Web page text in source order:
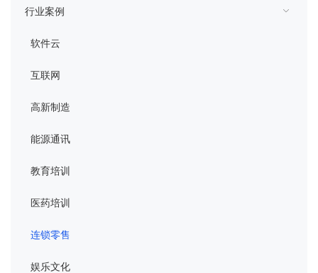
行业案例
软件云
互联网
高新制造
能源通讯
教育培训
医药培训
连锁零售
娱乐文化